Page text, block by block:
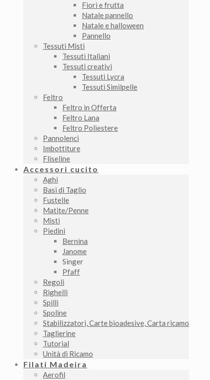
Fiori e frutta
Natale pannello
Natale e halloween
Pannello
Tessuti Misti
Tessuti Italiani
Tessuti creativi
Tessuti Lycra
Tessuti Similpelle
Feltro
Feltro in Offerta
Feltro Lana
Feltro Poliestere
Pannolenci
Imbottiture
Fliseline
Accessori cucito
Aghi
Basi di Taglio
Fustelle
Matite/Penne
Misti
Piedini
Bernina
Janome
Singer
Pfaff
Regoli
Righelli
Spilli
Spoline
Stabilizzatori, Carte bioadesive, Carta ricamo
Taglierine
Tutorial
Unità di Ricamo
Filati Madeira
Aerofil